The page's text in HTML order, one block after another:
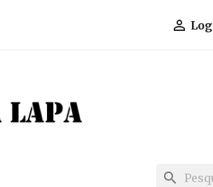

search